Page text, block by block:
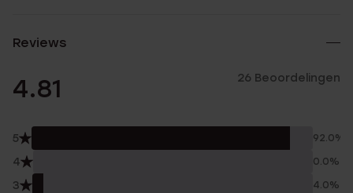
Reviews
4.81 26 Beoordelingen
5 92.0%
4 0.0%
3 4.0%